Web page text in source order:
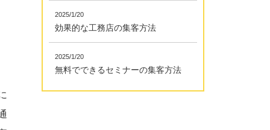
2025/1/20
効果的な工務店の集客方法
2025/1/20
無料でできるセミナーの集客方法